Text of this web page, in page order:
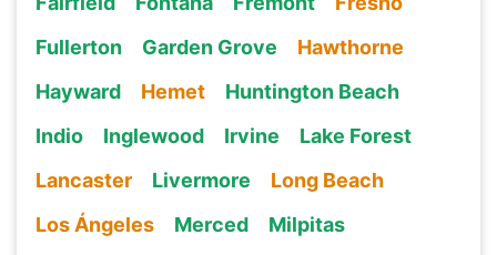
Fullerton
Garden Grove
Hawthorne
Hayward
Hemet
Huntington Beach
Indio
Inglewood Irvine
Lake Forest
Lancaster
Livermore
Long Beach
Los Ángeles
Merced
Milpitas